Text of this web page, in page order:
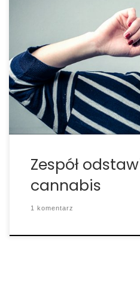
Zespół odstawienia
Gdy Martavis Bryant
cannabis, w celu
(NFL), napotkał na
Bezsenność nie dawała mu
sfrustrowany:, powiedział
'Dlaczego do cholery nie
Zespół
cannabis
1 komentarz